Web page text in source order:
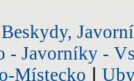
- Javorníky -
Místecko